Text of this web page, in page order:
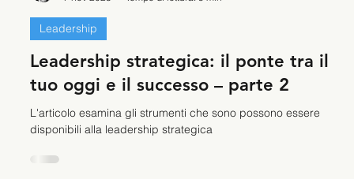
Stefano Calvetti
7 nov 2023
Leadership
Leadership strategica: il ponte tra il
tuo oggi e il successo – parte 2
disponibili alla leadership strategica